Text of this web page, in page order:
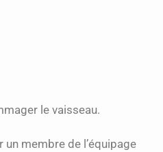
le vaisseau.
membre de l’équipage